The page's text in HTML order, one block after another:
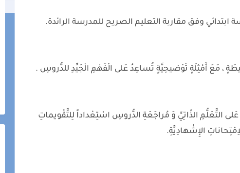
وفق مقاربة التعليم الصريح للمدرسة الرائدة.
، مَعَ أَمْثِلَةٍ تَوْضيحِيَّةٍ تُساعِدُ عَلى الْفَهْمِ الْجَيِّدِ للدُّروسِ .
التَّعَلُّمِ الذّاتِيِّ وَ مُراجَعَةِ الدُّروسِ اسْتِعْداداً لِلتَّقْويماتِ
الإِشْهادِيَّةِ.